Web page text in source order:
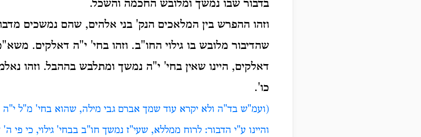
בדבור שבו נמשך ומלובש החכמה והשכל.
וזהו ההפרש בין המלאכים הנק' בני אלהים, שהם נמשכים
שהדיבור מלובש בו גילוי החו"ב. וזהו בחי' י"ה דאלקים.
דאלקים, היינו שאין בחי' י"ה נמשך ומתלבש בההבל. וזהו
כו'.
(ועמ"ש בד"ה ולא יקרא עוד שמך אברם גבי מילה, שהוא בחי' מ"ל י"ה
והיינו ע"י הדבור: לרוח ממללא, שעי"ז נמשך חו"ב בבחי' גילוי, כי פי